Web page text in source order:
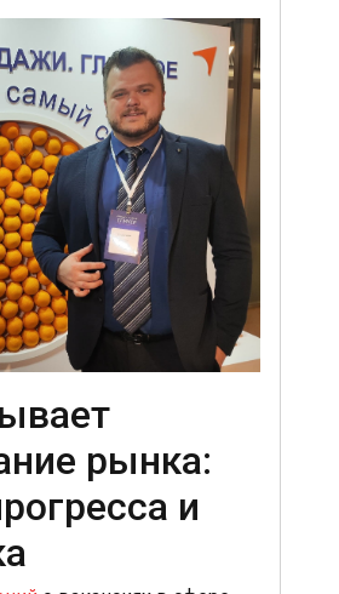
рынка:
и